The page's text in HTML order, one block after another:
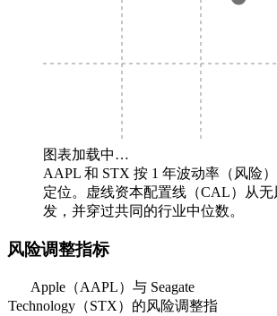
图表加载中…
AAPL 和 STX 按 1 年波动率（风险
定位。虚线资本配置线（CAL）从无
发，并穿过共同的行业中位数。
风险调整指标
Apple（AAPL）与 Seagate
Technology（STX）的风险调整指